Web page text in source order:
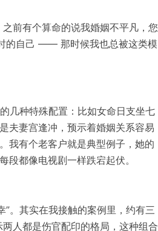
前有个算命的说我婚姻不平凡，您
的自己 —— 那时候我也总被这类模
几种特殊配置：比如女命日支坐七
夫妻宫逢冲，预示着婚姻关系容易
我有个老客户就是典型例子，她的
段都像电视剧一样跌宕起伏。
。其实在我接触的案例里，约有三
人都是伤官配印的格局，这种组合